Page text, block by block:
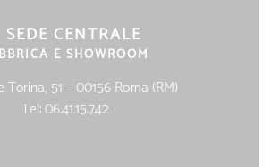
SEDE CENTRALE
E SHOWROOM
Torina, 51 – 00156 Roma (RM)
Tel:06.41.15.742